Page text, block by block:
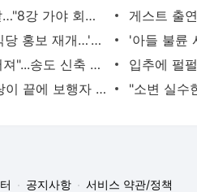
김광현, WBC 술판 다음날…"8강 가야 회식, 눈치 보여" 재조명 - 머니투데이
'아옳이와 이혼' 서주원, 식당 홍보 재개…'불륜 장소' 지목된 그곳 - 머니투데이
"외벽 테라스, 통째로 떨어져"...송도 신축 아파트 '아찔 사고' - 머니투데이
"죽여줄게"...횡단보도 실랑이 끝에 보행자 들이받은 운전자 - 머니투데이
공지사항
서비스 약관/정책